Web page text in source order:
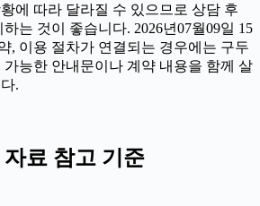
에 따라 달라질 수 있으므로 상담 후
는 것이 좋습니다. 2026년07월09일 15
, 이용 절차가 연결되는 경우에는 구두
능한 안내문이나 계약 내용을 함께 살
.
료 참고 기준